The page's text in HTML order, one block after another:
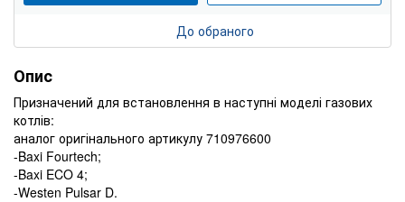
До обраного
Опис
Призначений для встановлення в наступні моделі газових
котлів:
аналог оригінального артикулу 710976600
-Baxi Fourtech;
-Baxi ECO 4;
-Westen Pulsar D.